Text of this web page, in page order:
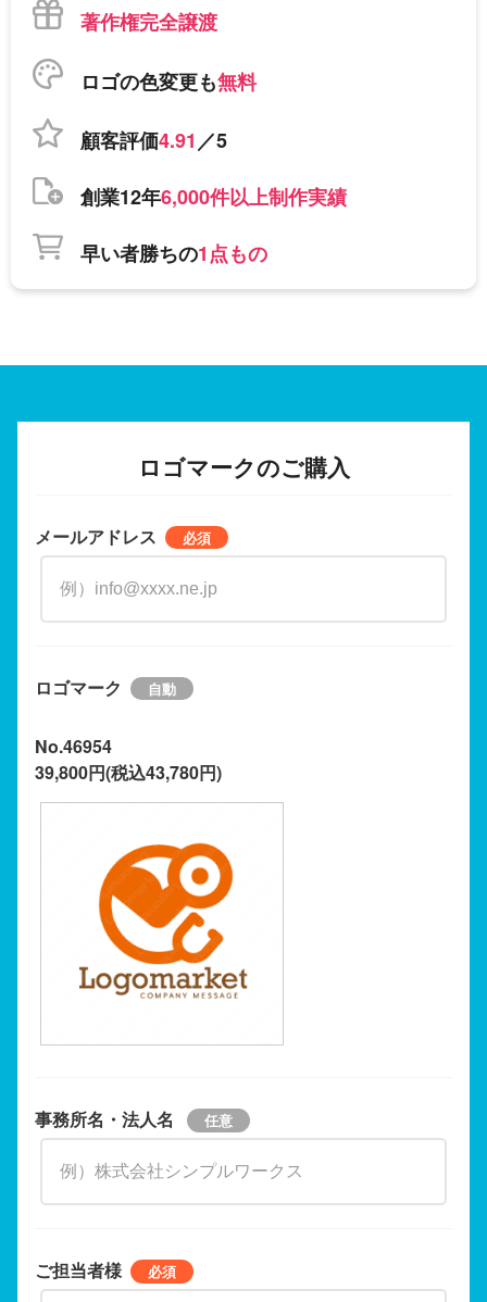
著作権完全譲渡
ロゴの色変更も無料
顧客評価4.91／5
創業12年6,000件以上制作実績
早い者勝ちの1点もの
ロゴマークのご購入
メールアドレス
ロゴマーク
No.46954
39,800円(税込43,780円)
事務所名・法人名
ご担当者様